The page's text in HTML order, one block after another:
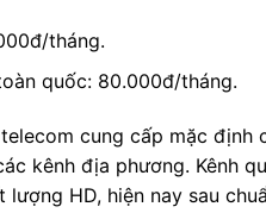
tháng.
quốc: 80.000đ/tháng.
cung cấp mặc định
kênh địa phương. Kênh
HD, hiện nay sau